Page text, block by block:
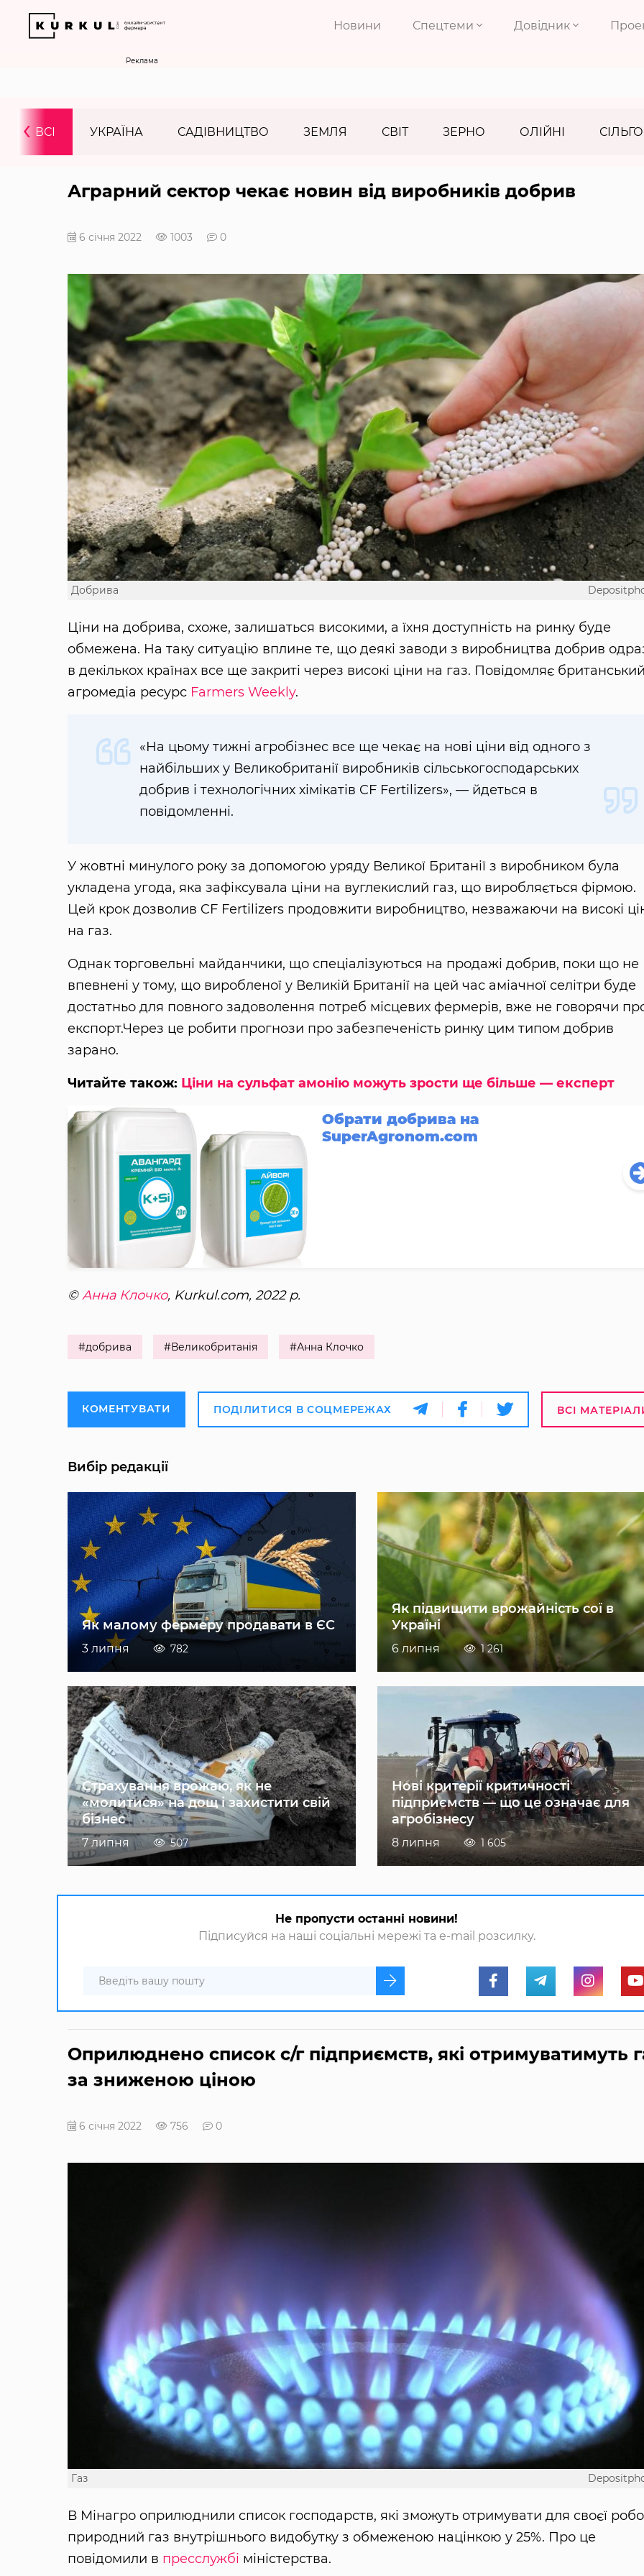
Новини Спецтеми Довідник
Реклама
ВСІ УКРАЇНА САДІВНИЦТВО ЗЕМЛЯ СВІТ ЗЕРНО ОЛІЙНІ
‹
Аграрний сектор чекає новин від виробників добрив
6 січня 2022 1003 0
Добрива
Ціни на добрива, схоже, залишаться високими, а їхня доступність на ринку буде
обмежена. На таку ситуацію вплине те, що деякі заводи з виробництва добрив
в декількох країнах все ще закриті через високі ціни на газ. Повідомляє
агромедіа ресурс Farmers Weekly.
«На цьому тижні агробізнес все ще чекає на нові ціни від одного з
найбільших у Великобританії виробників сільськогосподарських
добрив і технологічних хімікатів CF Fertilizers», — йдеться в
повідомленні.
У жовтні минулого року за допомогою уряду Великої Британії з виробником була
укладена угода, яка зафіксувала ціни на вуглекислий газ, що виробляється фірмою.
Цей крок дозволив CF Fertilizers продовжити виробництво, незважаючи на високі
на газ.
Однак торговельні майданчики, що спеціалізуються на продажі добрив, поки що не
впевнені у тому, що виробленої у Великій Британії на цей час аміачної селітри буде
достатньо для повного задоволення потреб місцевих фермерів, вже не говорячи
експорт.Через це робити прогнози про забезпеченість ринку цим типом добрив
зарано.
Читайте також: Ціни на сульфат амонію можуть зрости ще більше — експерт
Обрати добрива на
SuperAgronom.com
©Анна Клочко, Kurkul.com, 2022 р.
#добрива #Великобританія #Анна Клочко
КОМЕНТУВАТИ ПОДІЛИТИСЯ В СОЦМЕРЕЖАХ ВСІ
Вибір редакції
Як малому фермеру продавати в ЄС
3 липня 782
Як підвищити врожайність сої в
Україні
6 липня 1 261
Страхування врожаю, як не
«молитися» на дощ і захистити свій
бізнес
7 липня 507
Нові критерії критичності
підприємств — що це означає для
агробізнесу
8 липня 1 605
Не пропусти останні новини!
Підписуйся на наші соціальні мережі та e-mail розсилку.
Оприлюднено список с/г підприємств, які отримуватимуть
за зниженою ціною
6 січня 2022 756 0
Газ
В Мінагро оприлюднили список господарств, які зможуть отримувати для своєї
природний газ внутрішнього видобутку з обмеженою націнкою у 25%. Про це
повідомили в пресслужбі міністерства.